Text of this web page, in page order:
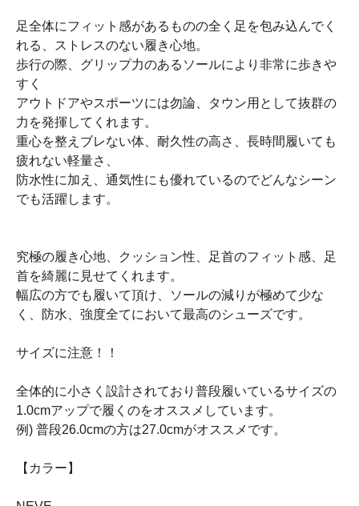
足全体にフィット感があるものの全く足を包み込んでく
れる、ストレスのない履き心地。
歩行の際、グリップ力のあるソールにより非常に歩きや
すく
アウトドアやスポーツには勿論、タウン用として抜群の
力を発揮してくれます。
重心を整えブレない体、耐久性の高さ、長時間履いても
疲れない軽量さ、
防水性に加え、通気性にも優れているのでどんなシーン
でも活躍します。
究極の履き心地、クッション性、足首のフィット感、足
首を綺麗に見せてくれます。
幅広の方でも履いて頂け、ソールの減りが極めて少な
く、防水、強度全てにおいて最高のシューズです。
サイズに注意！！
全体的に小さく設計されており普段履いているサイズの
1.0cmアップで履くのをオススメしています。
例) 普段26.0cmの方は27.0cmがオススメです。
【カラー】